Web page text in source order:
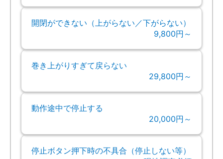
開閉ができない（上がらない／下がらない）
9,800円～
巻き上がりすぎて戻らない
29,800円～
動作途中で停止する
20,000円～
停止ボタン押下時の不具合（停止しない等）